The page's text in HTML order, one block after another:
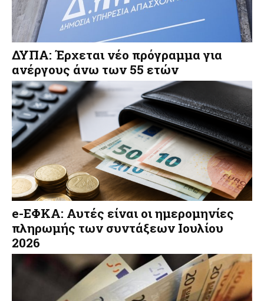
ΔΥΠΑ: Έρχεται νέο πρόγραμμα για
ανέργους άνω των 55 ετών
e-ΕΦΚΑ: Αυτές είναι οι ημερομηνίες
πληρωμής των συντάξεων Ιουλίου
2026